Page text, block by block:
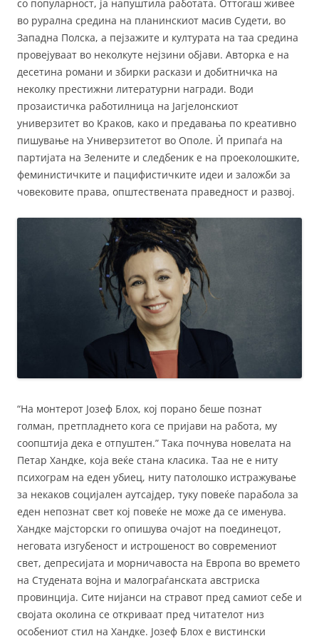
со популарност, ја напуштила работата. Оттогаш живее
во рурална средина на планинскиот масив Судети, во
Западна Полска, а пејзажите и културата на таа средина
провејуваат во неколкуте нејзини објави. Авторка е на
десетина романи и збирки раскази и добитничка на
неколку престижни литературни награди. Води
прозаистичка работилница на Јагјелонскиот
универзитет во Краков, како и предавања по креативно
пишување на Универзитетот во Ополе. Ѝ припаѓа на
партијата на Зелените и следбеник е на проеколошките,
феминистичките и пацифистичките идеи и заложби за
човековите права, општествената праведност и развој.
“На монтерот Јозеф Блох, кој порано беше познат
голман, претпладнето кога се пријави на работа, му
соопштија дека е отпуштен.” Така почнува новелата на
Петар Хандке, која веќе стана класика. Таа не е ниту
психограм на еден убиец, ниту патолошко истражување
за некаков социјален аутсајдер, туку повеќе парабола за
еден непознат свет кој повеќе не може да се именува.
Хандке мајсторски го опишува очајот на поединецот,
неговата изгубеност и истрошеност во современиот
свет, депресијата и морничавоста на Европа во времето
на Студената војна и малограѓанската австриска
провинција. Сите нијанси на стравот пред самиот себе и
својата околина се откриваат пред читателот низ
особениот стил на Хандке. Јозеф Блох е вистински